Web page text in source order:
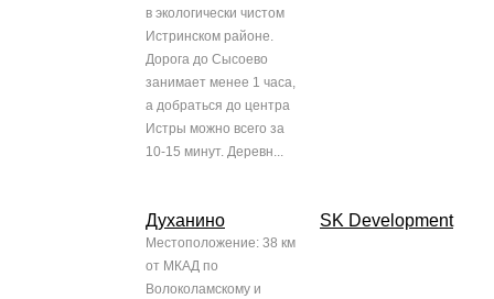
в экологически чистом
Истринском районе.
Дорога до Сысоево
занимает менее 1 часа,
а добраться до центра
Истры можно всего за
10-15 минут. Деревн...
Духанино
Местоположение: 38 км
от МКАД по
Волоколамскому и
SK Development